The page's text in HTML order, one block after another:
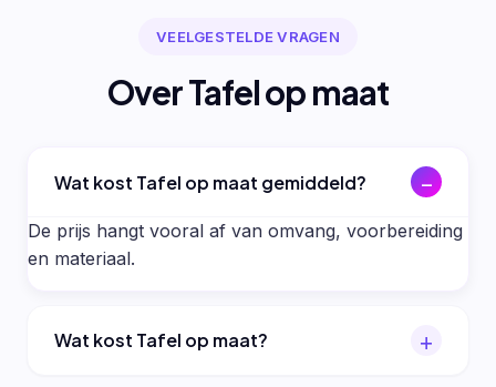
VEELGESTELDE VRAGEN
Over Tafel op maat
Wat kost Tafel op maat gemiddeld?
De prijs hangt vooral af van omvang, voorbereiding
en materiaal.
Wat kost Tafel op maat?